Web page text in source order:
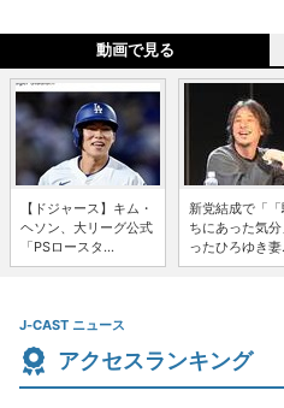
動画で見る
【ドジャース】キム・
ヘソン、大リーグ公式
「PSロースタ...
新党結成で「
ちにあった気
ったひろゆき妻
J-CAST ニュース
アクセスランキング